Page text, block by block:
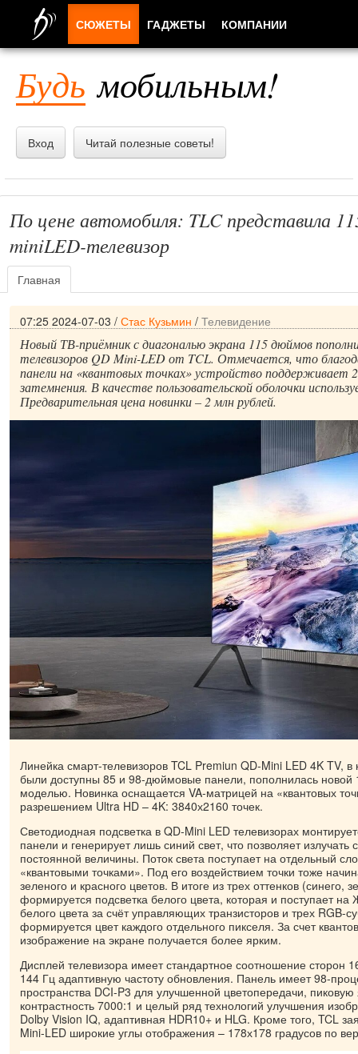
Будь мобильным!
Вход Читай полезные советы!
По цене автомобиля: TLC представила
miniLED-телевизор
Главная
07:25 2024-07-03 / Стас Кузьмин / Телевидение
Новый ТВ-приёмник с диагональю экрана 115 дюймов
телевизоров QD Mini-LED от TCL. Отмечается, что
панели на «квантовых точках» устройство поддерживает
затемнения. В качестве пользовательской оболочки
Предварительная цена новинки – 2 млн рублей.
Линейка смарт-телевизоров TCL Premiun QD-Mini LED 4K TV, в
были доступны 85 и 98-дюймовые панели, пополнилась
моделью. Новинка оснащается VA-матрицей на «квантовых
разрешением Ultra HD – 4K: 3840х2160 точек.
Светодиодная подсветка в QD-Mini LED телевизорах
панели и генерирует лишь синий свет, что позволяет излучать
постоянной величины. Поток света поступает на отдельный
«квантовыми точками». Под его воздействием точки тоже
зеленого и красного цветов. В итоге из трех оттенков (синего,
формируется подсветка белого цвета, которая и поступает на
белого цвета за счёт управляющих транзисторов и трех RGB-
формируется цвет каждого отдельного пикселя. За счет
изображение на экране получается более ярким.
Дисплей телевизора имеет стандартное соотношение сторон
144 Гц адаптивную частоту обновления. Панель имеет 98-
пространства DCI-P3 для улучшенной цветопередачи, пиковую
контрастность 7000:1 и целый ряд технологий улучшения
Dolby Vision IQ, адаптивная HDR10+ и HLG. Кроме того, TCL
Mini-LED широкие углы отображения – 178х178 градусов по
СЮЖЕТЫ ГАДЖЕТЫ КОМПАНИИ
ПРИЛОЖЕНИЯ